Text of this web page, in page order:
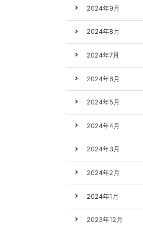
2024年9月
2024年8月
2024年7月
2024年6月
2024年5月
2024年4月
2024年3月
2024年2月
2024年1月
2023年12月